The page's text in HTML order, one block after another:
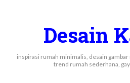
Desain
inspirasi rumah minimalis, desain
trend rumah sederhana,